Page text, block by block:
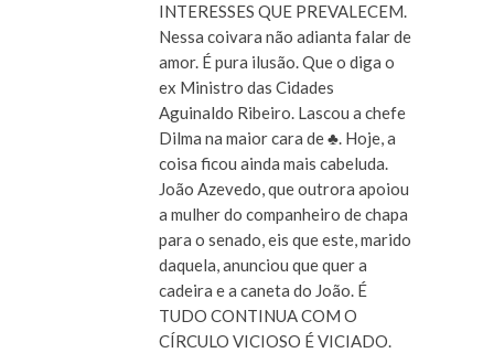
INTERESSES QUE PREVALECEM.
Nessa coivara não adianta falar de
amor. É pura ilusão. Que o diga o
ex Ministro das Cidades
Aguinaldo Ribeiro. Lascou a chefe
Dilma na maior cara de ♣️. Hoje, a
coisa ficou ainda mais cabeluda.
João Azevedo, que outrora apoiou
a mulher do companheiro de chapa
para o senado, eis que este, marido
daquela, anunciou que quer a
cadeira e a caneta do João. É
TUDO CONTINUA COM O
CÍRCULO VICIOSO É VICIADO.